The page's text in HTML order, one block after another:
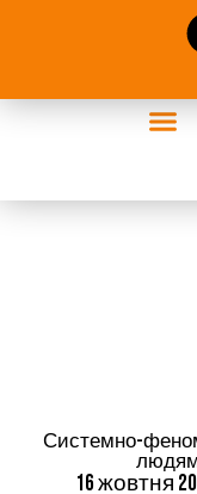
Системно-
людям
16 жовтня